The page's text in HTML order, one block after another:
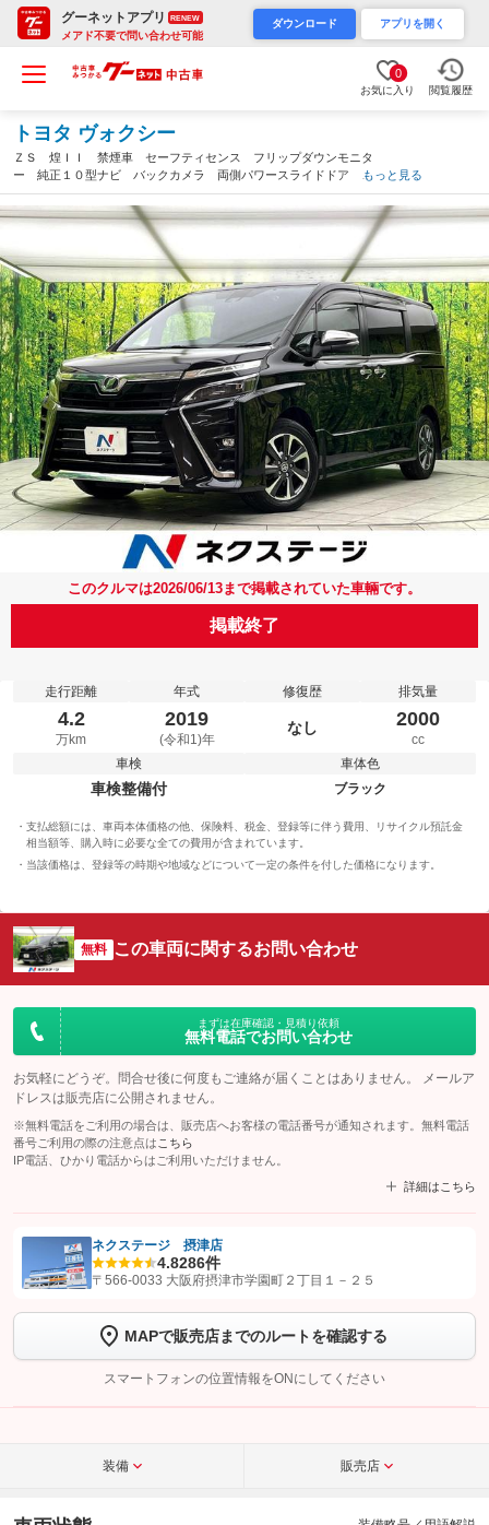
グーネットアプリ RENEW
メアド不要で問い合わせ可能
ダウンロード アプリを開く
0
お気に入り 閲覧履歴
トヨタ ヴォクシー
ＺＳ 煌ＩＩ 禁煙車 セーフティセンス フリップダウンモニタ
ー 純正１０型ナビ バックカメラ 両側パワースライドドア ス
マートキー オートライト オートエアコン Ｂｌｕｅｔｏｏｔｈ
再生 ＥＴＣ ドライブレコーダー（大阪府）
もっと見る
このクルマは2026/06/13まで掲載されていた車輛です。
掲載終了
走行距離
4.2
万km
年式
2019
(令和1)年
修復歴
なし
排気量
2000
cc
車検
車検整備付
車体色
ブラック
支払総額には、車両本体価格の他、保険料、税金、登録等に伴う費用、リサイクル預託金
相当額等、購入時に必要な全ての費用が含まれています。
当該価格は、登録等の時期や地域などについて一定の条件を付した価格になります。
無料 この車両に関するお問い合わせ
まずは在庫確認・見積り依頼
無料電話でお問い合わせ
お気軽にどうぞ。問合せ後に何度もご連絡が届くことはありません。 メールア
ドレスは販売店に公開されません。
※無料電話をご利用の場合は、販売店へお客様の電話番号が通知されます。無料電話
番号ご利用の際の注意点は こちら
IP電話、ひかり電話からはご利用いただけません。
詳細はこちら
【STEP1】認証画面でグーネットを友だち追加してから「許可する」ボタンを押
トーク画面で
ボタンをタップして問い合わせを
完了してください。
こちら
ネクステージ 摂津店
4.8286件
〒566-0033 大阪府摂津市学園町２丁目１－２５
MAPで販売店までのルートを確認する
スマートフォンの位置情報をONにしてください
装備 販売店